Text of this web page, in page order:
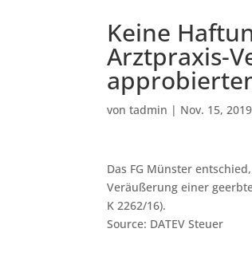
Keine
Arztpraxis-
vontadmin | Nov. 15, 2019
Das FG Münster
Veräußerung einer
K 2262/16).
Source: DATEV Steuer